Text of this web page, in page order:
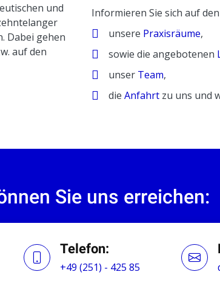
und
Dabei gehen
auf den
Informieren Sie sich auf
unsere Praxisräume,
sowie die angebotenen
unser Team,
die Anfahrt zu uns und
Sie uns erreichen:
Telefon:
+49 (251) - 425 85